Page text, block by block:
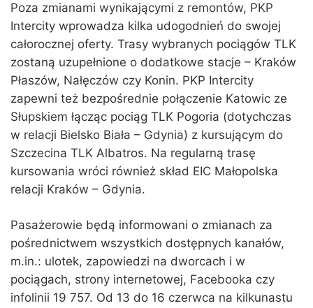
Poza zmianami wynikającymi z remontów, PKP
Intercity wprowadza kilka udogodnień do swojej
całorocznej oferty. Trasy wybranych pociągów TLK
zostaną uzupełnione o dodatkowe stacje – Kraków
Płaszów, Nałęczów czy Konin. PKP Intercity
zapewni też bezpośrednie połączenie Katowic ze
Słupskiem łącząc pociąg TLK Pogoria (dotychczas
w relacji Bielsko Biała – Gdynia) z kursującym do
Szczecina TLK Albatros. Na regularną trasę
kursowania wróci również skład EIC Małopolska
relacji Kraków – Gdynia.
Pasażerowie będą informowani o zmianach za
pośrednictwem wszystkich dostępnych kanałów,
m.in.: ulotek, zapowiedzi na dworcach i w
pociągach, strony internetowej, Facebooka czy
infolinii 19 757. Od 13 do 16 czerwca na kilkunastu